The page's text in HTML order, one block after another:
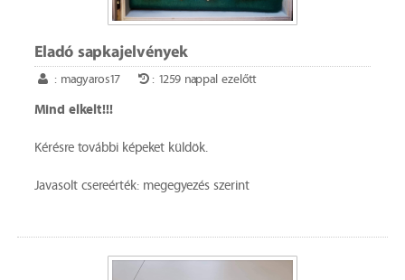
Eladó sapkajelvények
: magyaros17 : 1259 nappal ezelőtt
Mind elkelt!!!
Kérésre további képeket küldök.
Javasolt csereérték: megegyezés szerint